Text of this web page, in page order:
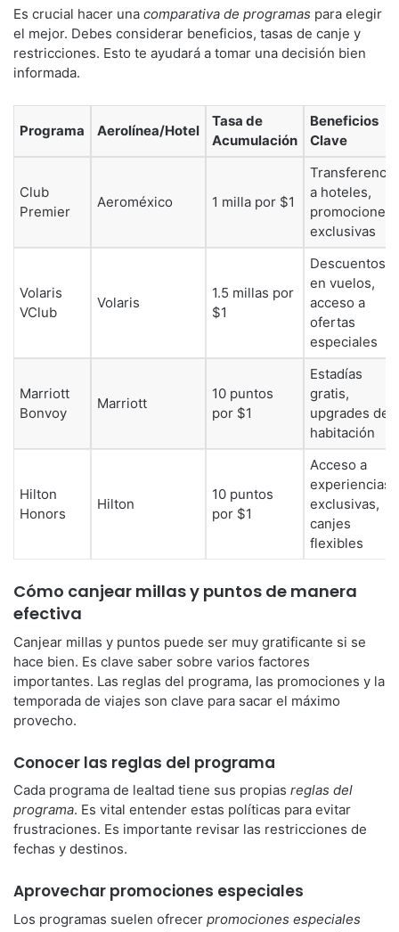
Es crucial hacer una comparativa de programas para elegir
el mejor. Debes considerar beneficios, tasas de canje y
restricciones. Esto te ayudará a tomar una decisión bien
informada.
Programa Aerolínea/Hotel
Tasa de
Acumulación
Beneficios
Clave
Club
Premier
Aeroméxico 1 milla por $1
a hoteles,
promociones
exclusivas
Volaris
VClub
Volaris
1.5 millas por
$1
Descuentos
en vuelos,
acceso a
ofertas
especiales
Marriott
Bonvoy
Marriott
10 puntos
por $1
Estadías
gratis,
upgrades de
habitación
Hilton
Honors
Hilton
10 puntos
por $1
Acceso a
experiencias
exclusivas,
canjes
flexibles
Cómo canjear millas y puntos de manera
efectiva
Canjear millas y puntos puede ser muy gratificante si se
hace bien. Es clave saber sobre varios factores
importantes. Las reglas del programa, las promociones y la
temporada de viajes son clave para sacar el máximo
provecho.
Conocer las reglas del programa
Cada programa de lealtad tiene sus propias reglas del
programa. Es vital entender estas políticas para evitar
frustraciones. Es importante revisar las restricciones de
fechas y destinos.
Aprovechar promociones especiales
Los programas suelen ofrecer promociones especiales